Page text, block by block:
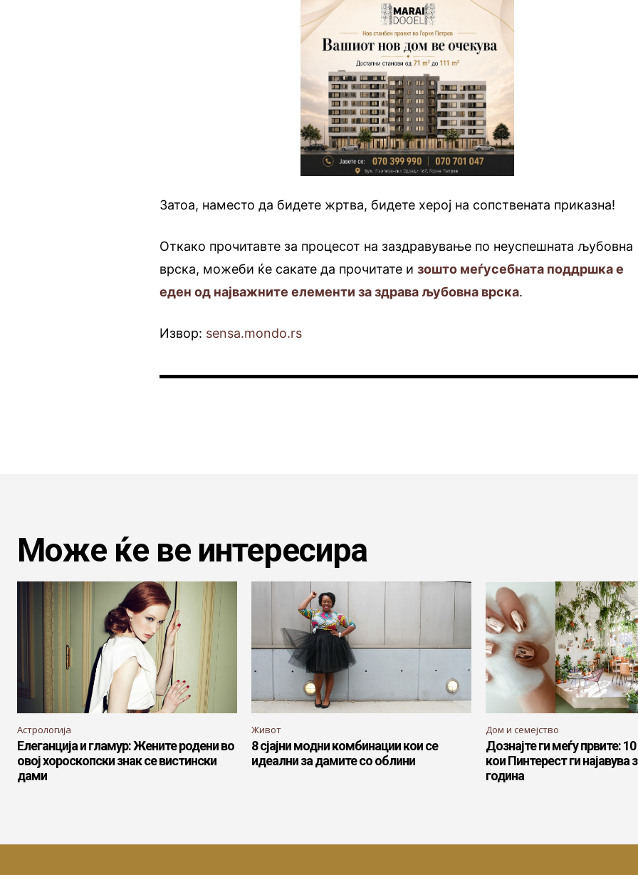
Затоа, наместо да бидете жртва, бидете херој на сопствената приказна!
Откако прочитавте за процесот на заздравување по неуспешната љубовна
врска, можеби ќе сакате да прочитате изошто меѓусебната поддршка е
еден од најважните елементи за здрава љубовна врска.
Извор: sensa.mondo.rs
Може ќе ве интересира
Астрологија
Елеганција и гламур: Жените родени во
овој хороскопски знак се вистински
дами
Живот
8 сјајни модни комбинации кои се
идеални за дамите со облини
Дом и семејство
Дознајте ги меѓу првите:
кои Пинтерест ги најавува
година